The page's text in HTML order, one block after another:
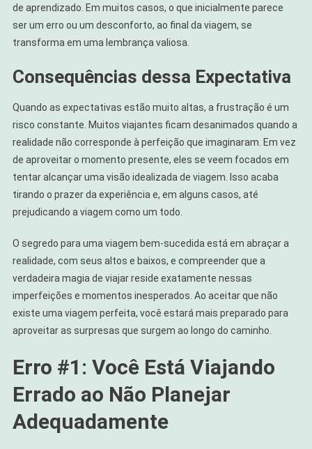
de aprendizado. Em muitos casos, o que inicialmente parece
ser um erro ou um desconforto, ao final da viagem, se
transforma em uma lembrança valiosa.
Consequências dessa Expectativa
Quando as expectativas estão muito altas, a frustração é um
risco constante. Muitos viajantes ficam desanimados quando a
realidade não corresponde à perfeição que imaginaram. Em vez
de aproveitar o momento presente, eles se veem focados em
tentar alcançar uma visão idealizada de viagem. Isso acaba
tirando o prazer da experiência e, em alguns casos, até
prejudicando a viagem como um todo.
O segredo para uma viagem bem-sucedida está em abraçar a
realidade, com seus altos e baixos, e compreender que a
verdadeira magia de viajar reside exatamente nessas
imperfeições e momentos inesperados. Ao aceitar que não
existe uma viagem perfeita, você estará mais preparado para
aproveitar as surpresas que surgem ao longo do caminho.
Erro #1: Você Está Viajando
Errado ao Não Planejar
Adequadamente